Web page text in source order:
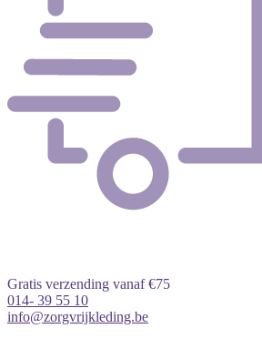
Gratis verzending vanaf €75
014- 39 55 10
info@zorgvrijkleding.be